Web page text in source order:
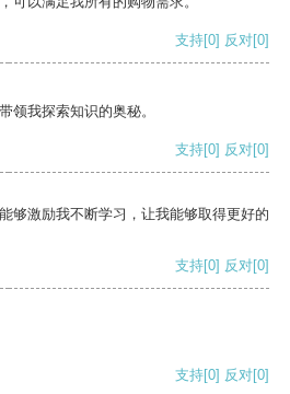
支持[0] 反对[0]
领我探索知识的奥秘。
支持[0] 反对[0]
够激励我不断学习，让我能够取得更好的
支持[0] 反对[0]
支持[0] 反对[0]